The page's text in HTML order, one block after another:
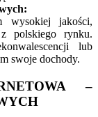
wysokiej jakości,
polskiego rynku.
lub
swoje dochody.
–